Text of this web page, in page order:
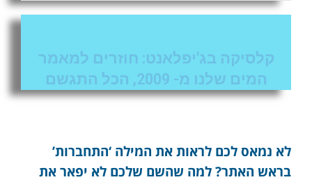
קלסיקה בג'יפלאנט: חוזרים למאמר
המים שלנו מ- 2009, הכל התגשם
לא נמאס לכם לראות את המילה ‘התחברות’
בראש האתר? למה שהשם שלכם לא יפאר את